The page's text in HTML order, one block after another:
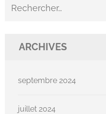
Rechercher :
ARCHIVES
septembre 2024
juillet 2024